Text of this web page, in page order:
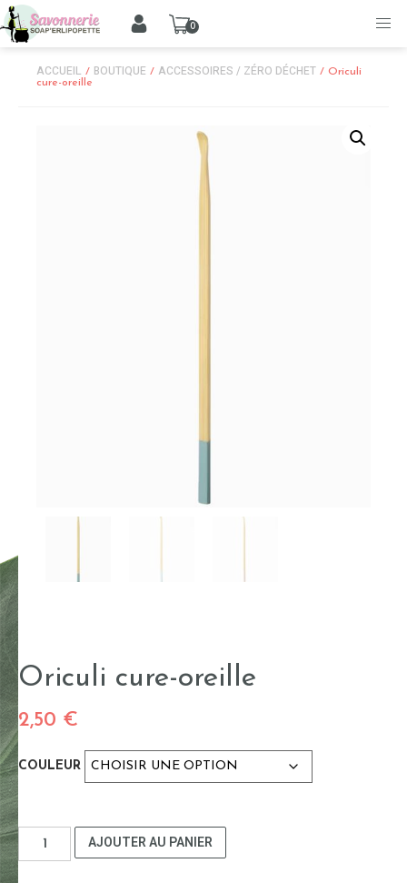
0
ACCUEIL / BOUTIQUE / ACCESSOIRES / ZÉRO DÉCHET / Oriculi
cure-oreille
Oriculi cure-oreille
2,50 €
COULEUR
quantité
de
AJOUTER AU PANIER